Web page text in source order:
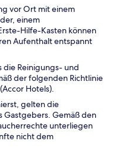
vor Ort mit einem
einem
Hilfe-Kasten können
Aufenthalt entspannt
die Reinigungs- und
der folgenden Richtlinie
Hotels).
gelten die
Gemäß den
unterliegen
nicht dem